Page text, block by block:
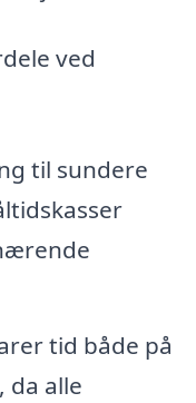
ved
til sundere
tid både på
da alle